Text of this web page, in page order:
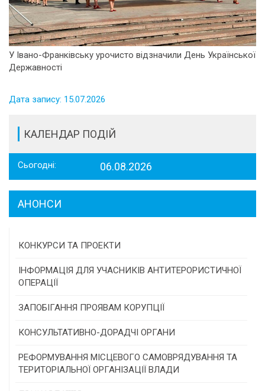
У Івано-Франківську урочисто відзначили День Української
Державності
Дата запису: 15.07.2026
КАЛЕНДАР ПОДІЙ
Сьогодні: 06.08.2026
АНОНСИ
КОНКУРСИ ТА ПРОЕКТИ
Конкурс проектів та програм місцевого
самоврядування
Конкурс інститутів громадянського суспільства
Програми/конкурси МТД
ІНФОРМАЦІЯ ДЛЯ УЧАСНИКІВ АНТИТЕРОРИСТИЧНОЇ
ОПЕРАЦІЇ
ЗАПОБІГАННЯ ПРОЯВАМ КОРУПЦІЇ
КОНСУЛЬТАТИВНО-ДОРАДЧІ ОРГАНИ
Консультативна рада
РЕФОРМУВАННЯ МІСЦЕВОГО САМОВРЯДУВАННЯ ТА
ТЕРИТОРІАЛЬНОЇ ОРГАНІЗАЦІЇ ВЛАДИ